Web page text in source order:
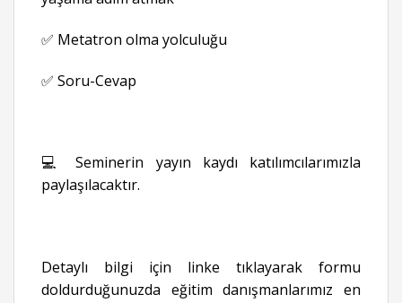
✅ Metatron olma yolculuğu
✅ Soru-Cevap
💻 Seminerin yayın kaydı katılımcılarımızla
paylaşılacaktır.
Detaylı bilgi için linke tıklayarak formu
doldurduğunuzda eğitim danışmanlarımız en